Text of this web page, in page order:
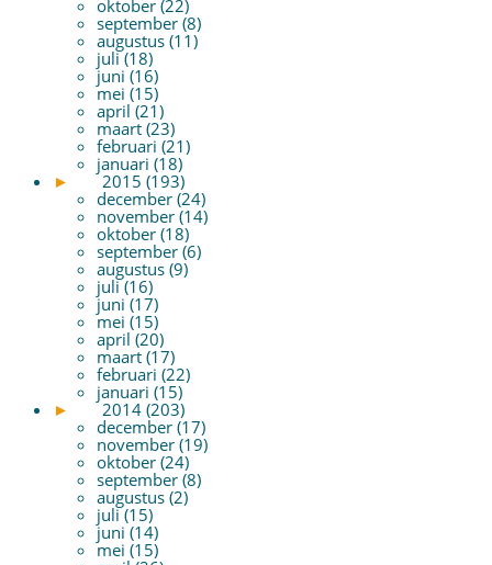
oktober (22)
september (8)
augustus (11)
juli (18)
juni (16)
mei (15)
april (21)
maart (23)
februari (21)
januari (18)
►
2015 (193)
december (24)
november (14)
oktober (18)
september (6)
augustus (9)
juli (16)
juni (17)
mei (15)
april (20)
maart (17)
februari (22)
januari (15)
►
2014 (203)
december (17)
november (19)
oktober (24)
september (8)
augustus (2)
juli (15)
juni (14)
mei (15)